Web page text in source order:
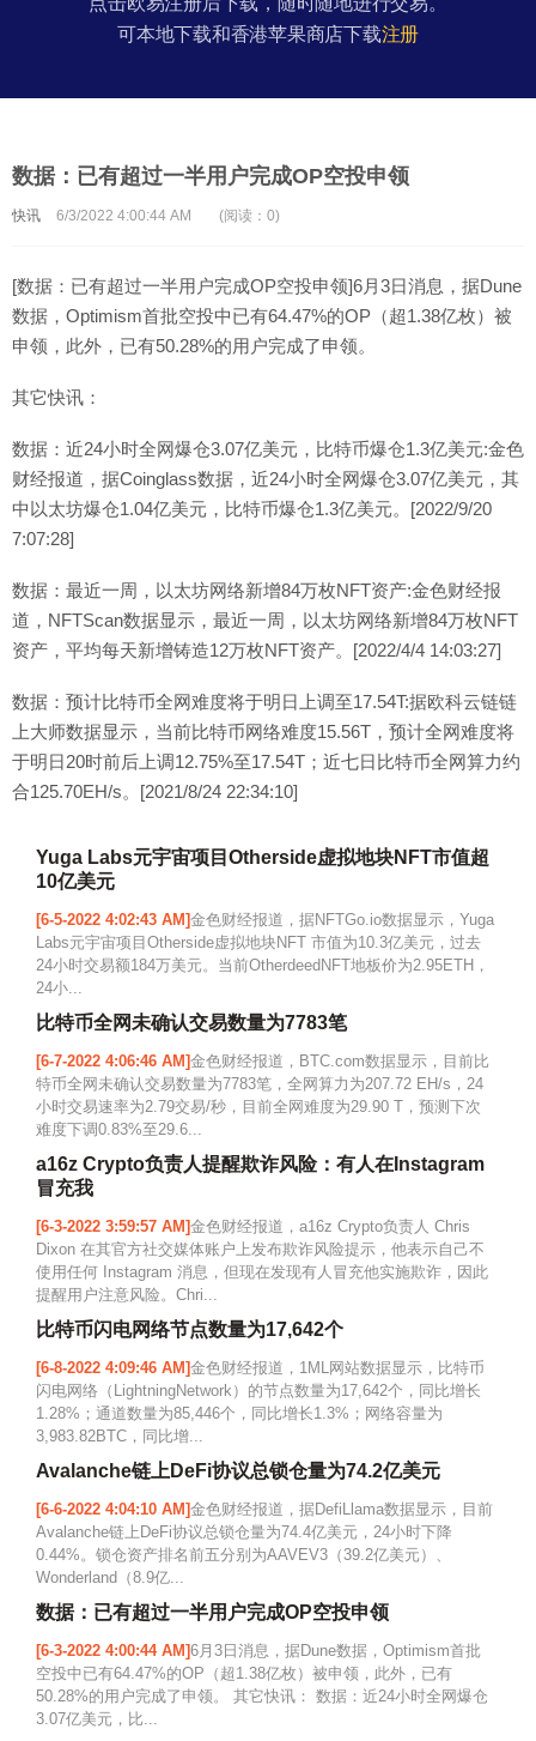
可本地下载和香港苹果商店下载注册
数据：已有超过一半用户完成OP空投申领
快讯 6/3/2022 4:00:44 AM (阅读：0)
[数据：已有超过一半用户完成OP空投申领]6月3日消息，据Dune
数据，Optimism首批空投中已有64.47%的OP（超1.38亿枚）被
申领，此外，已有50.28%的用户完成了申领。
其它快讯：
数据：近24小时全网爆仓3.07亿美元，比特币爆仓1.3亿美元:金色
财经报道，据Coinglass数据，近24小时全网爆仓3.07亿美元，其
中以太坊爆仓1.04亿美元，比特币爆仓1.3亿美元。[2022/9/20
7:07:28]
数据：最近一周，以太坊网络新增84万枚NFT资产:金色财经报
道，NFTScan数据显示，最近一周，以太坊网络新增84万枚NFT
资产，平均每天新增铸造12万枚NFT资产。[2022/4/4 14:03:27]
数据：预计比特币全网难度将于明日上调至17.54T:据欧科云链链
上大师数据显示，当前比特币网络难度15.56T，预计全网难度将
于明日20时前后上调12.75%至17.54T；近七日比特币全网算力约
合125.70EH/s。[2021/8/24 22:34:10]
Yuga Labs元宇宙项目Otherside虚拟地块NFT市值超
10亿美元
[6-5-2022 4:02:43 AM]金色财经报道，据NFTGo.io数据显示，Yuga
Labs元宇宙项目Otherside虚拟地块NFT 市值为10.3亿美元，过去
24小时交易额184万美元。当前OtherdeedNFT地板价为2.95ETH，
24小...
比特币全网未确认交易数量为7783笔
[6-7-2022 4:06:46 AM]金色财经报道，BTC.com数据显示，目前比
特币全网未确认交易数量为7783笔，全网算力为207.72 EH/s，24
小时交易速率为2.79交易/秒，目前全网难度为29.90 T，预测下次
难度下调0.83%至29.6...
a16z Crypto负责人提醒欺诈风险：有人在Instagram
冒充我
[6-3-2022 3:59:57 AM]金色财经报道，a16z Crypto负责人 Chris
Dixon 在其官方社交媒体账户上发布欺诈风险提示，他表示自己不
使用任何 Instagram 消息，但现在发现有人冒充他实施欺诈，因此
提醒用户注意风险。Chri...
比特币闪电网络节点数量为17,642个
[6-8-2022 4:09:46 AM]金色财经报道，1ML网站数据显示，比特币
闪电网络（LightningNetwork）的节点数量为17,642个，同比增长
1.28%；通道数量为85,446个，同比增长1.3%；网络容量为
3,983.82BTC，同比增...
Avalanche链上DeFi协议总锁仓量为74.2亿美元
[6-6-2022 4:04:10 AM]金色财经报道，据DefiLlama数据显示，目前
Avalanche链上DeFi协议总锁仓量为74.4亿美元，24小时下降
0.44%。锁仓资产排名前五分别为AAVEV3（39.2亿美元）、
Wonderland（8.9亿...
数据：已有超过一半用户完成OP空投申领
[6-3-2022 4:00:44 AM]6月3日消息，据Dune数据，Optimism首批
空投中已有64.47%的OP（超1.38亿枚）被申领，此外，已有
50.28%的用户完成了申领。 其它快讯： 数据：近24小时全网爆仓
3.07亿美元，比...